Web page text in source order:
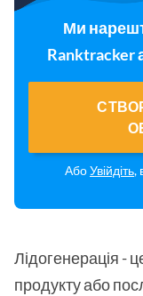
Ми
АбоУвійдіть,
Лідогенерація -
продукту або